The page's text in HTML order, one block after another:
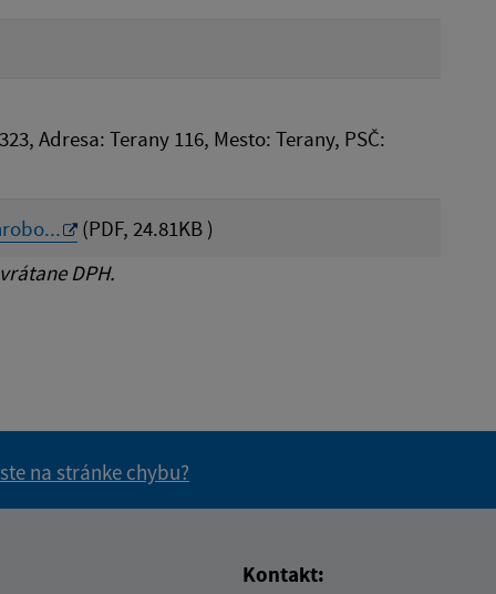
Adresa: Terany 116, Mesto: Terany, PSČ:
(PDF, 24.81KB )
DPH.
na stránke chybu?
Kontakt: